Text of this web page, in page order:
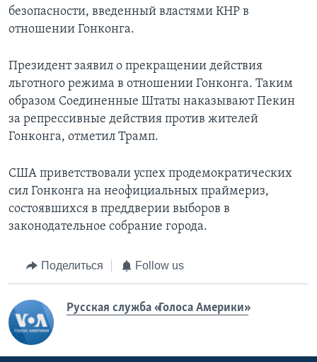
безопасности, введенный властями КНР в
отношении Гонконга.
Президент заявил о прекращении действия
льготного режима в отношении Гонконга. Таким
образом Соединенные Штаты наказывают Пекин
за репрессивные действия против жителей
Гонконга, отметил Трамп.
США приветствовали успех продемократических
сил Гонконга на неофициальных праймериз,
состоявшихся в преддверии выборов в
законодательное собрание города.
Поделиться Follow us
Русская служба «Голоса Америки»